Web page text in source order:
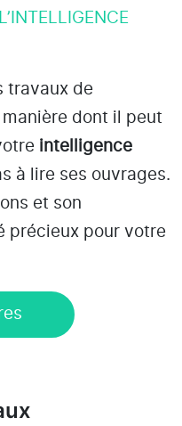
travaux de
dont il peut
intelligence
à lire ses ouvrages.
et son
précieux pour votre